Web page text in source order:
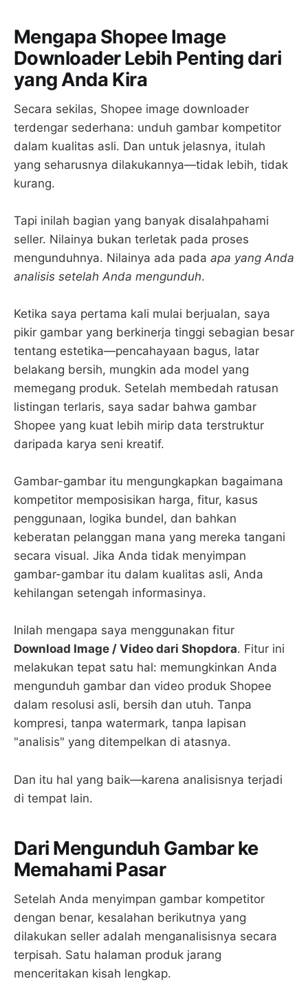
Mengapa Shopee Image
Downloader Lebih Penting dari
yang Anda Kira
Secara sekilas, Shopee image downloader
terdengar sederhana: unduh gambar kompetitor
dalam kualitas asli. Dan untuk jelasnya, itulah
yang seharusnya dilakukannya—tidak lebih, tidak
kurang.
Tapi inilah bagian yang banyak disalahpahami
seller. Nilainya bukan terletak pada proses
mengunduhnya. Nilainya ada pada apa yang Anda
analisis setelah Anda mengunduh.
Ketika saya pertama kali mulai berjualan, saya
pikir gambar yang berkinerja tinggi sebagian besar
tentang estetika—pencahayaan bagus, latar
belakang bersih, mungkin ada model yang
memegang produk. Setelah membedah ratusan
listingan terlaris, saya sadar bahwa gambar
Shopee yang kuat lebih mirip data terstruktur
daripada karya seni kreatif.
Gambar-gambar itu mengungkapkan bagaimana
kompetitor memposisikan harga, fitur, kasus
penggunaan, logika bundel, dan bahkan
keberatan pelanggan mana yang mereka tangani
secara visual. Jika Anda tidak menyimpan
gambar-gambar itu dalam kualitas asli, Anda
kehilangan setengah informasinya.
Inilah mengapa saya menggunakan fitur
Download Image / Video dari Shopdora. Fitur ini
melakukan tepat satu hal: memungkinkan Anda
mengunduh gambar dan video produk Shopee
dalam resolusi asli, bersih dan utuh. Tanpa
kompresi, tanpa watermark, tanpa lapisan
"analisis" yang ditempelkan di atasnya.
Dan itu hal yang baik—karena analisisnya terjadi
di tempat lain.
Dari Mengunduh Gambar ke
Memahami Pasar
Setelah Anda menyimpan gambar kompetitor
dengan benar, kesalahan berikutnya yang
dilakukan seller adalah menganalisisnya secara
terpisah. Satu halaman produk jarang
menceritakan kisah lengkap.